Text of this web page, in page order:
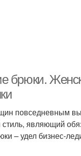
брюки.
повседневным
являющий
– удел бизнес-